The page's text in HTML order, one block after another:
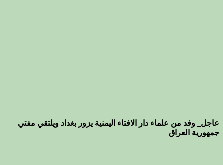
عاجل_ وفد من علماء دار الافتاء اليمنية يزور بغداد ويلتقي مفتي
جمهورية العراق